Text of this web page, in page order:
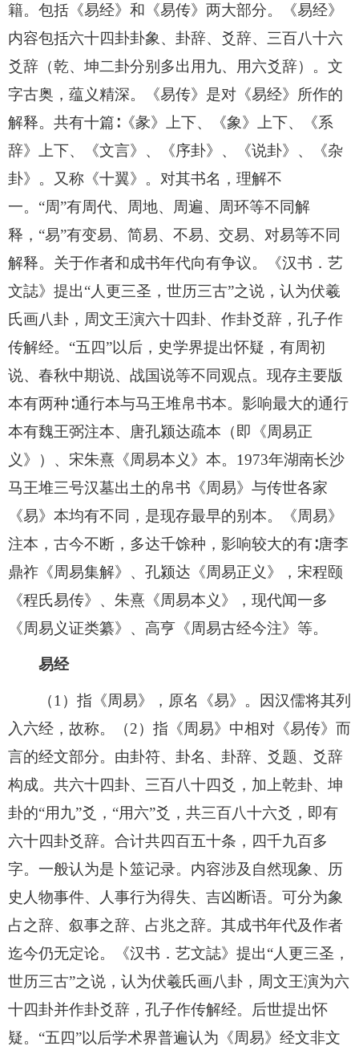
籍。包括《易经》和《易传》两大部分。《易经》
内容包括六十四卦卦象、卦辞、爻辞、三百八十六
爻辞（乾、坤二卦分别多出用九、用六爻辞）。文
字古奥，蕴义精深。《易传》是对《易经》所作的
解释。共有十篇∶《彖》上下、《象》上下、《系
辞》上下、《文言》、《序卦》、《说卦》、《杂
卦》。又称《十翼》。对其书名，理解不
一。“周”有周代、周地、周遍、周环等不同解
释，“易”有变易、简易、不易、交易、对易等不同
解释。关于作者和成书年代向有争议。《汉书．艺
文誌》提出“人更三圣，世历三古”之说，认为伏羲
氏画八卦，周文王演六十四卦、作卦爻辞，孔子作
传解经。“五四”以后，史学界提出怀疑，有周初
说、春秋中期说、战国说等不同观点。现存主要版
本有两种∶通行本与马王堆帛书本。影响最大的通行
本有魏王弼注本、唐孔颍达疏本（即《周易正
义》）、宋朱熹《周易本义》本。1973年湖南长沙
马王堆三号汉墓出土的帛书《周易》与传世各家
《易》本均有不同，是现存最早的别本。《周易》
注本，古今不断，多达千馀种，影响较大的有∶唐李
鼎祚《周易集解》、孔颍达《周易正义》，宋程颐
《程氏易传》、朱熹《周易本义》，现代闻一多
《周易义证类纂》、高亨《周易古经今注》等。
易经
（1）指《周易》，原名《易》。因汉儒将其列
入六经，故称。（2）指《周易》中相对《易传》而
言的经文部分。由卦符、卦名、卦辞、爻题、爻辞
构成。共六十四卦、三百八十四爻，加上乾卦、坤
卦的“用九”爻，“用六”爻，共三百八十六爻，即有
六十四卦爻辞。合计共四百五十条，四千九百多
字。一般认为是卜筮记录。内容涉及自然现象、历
史人物事件、人事行为得失、吉凶断语。可分为象
占之辞、叙事之辞、占兆之辞。其成书年代及作者
迄今仍无定论。《汉书．艺文誌》提出“人更三圣，
世历三古”之说，认为伏羲氏画八卦，周文王演为六
十四卦并作卦爻辞，孔子作传解经。后世提出怀
疑。“五四”以后学术界普遍认为《周易》经文非文